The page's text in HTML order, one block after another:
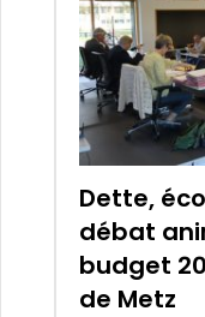
Dette,
débat
budget
de Metz